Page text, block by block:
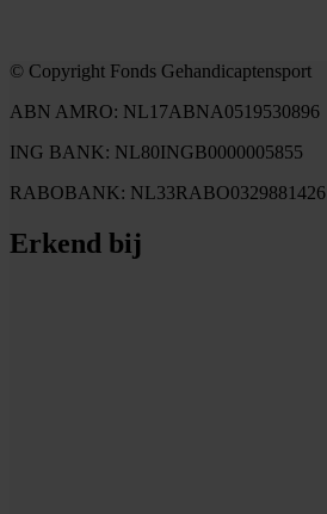
© Copyright Fonds Gehandicaptensport
ABN AMRO: NL17ABNA0519530896
ING BANK: NL80INGB0000005855
RABOBANK: NL33RABO0329881426
Erkend bij